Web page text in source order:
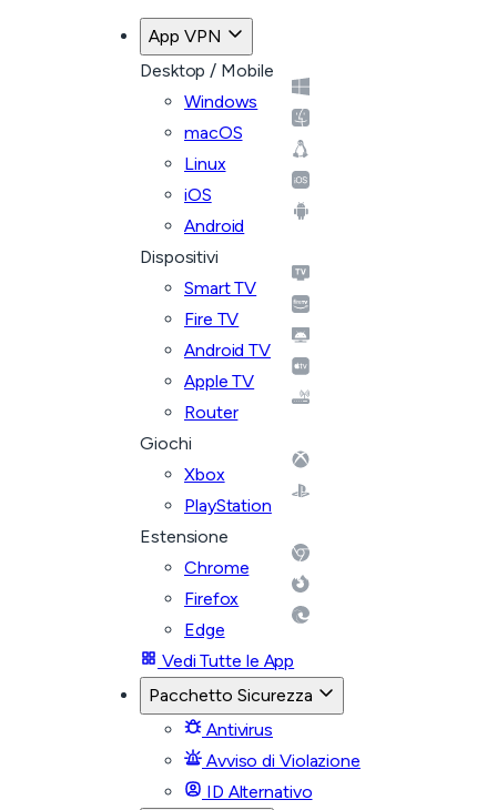
App VPN
Desktop / Mobile
Windows
macOS
Linux
iOS
Android
Dispositivi
Smart TV
Fire TV
Android TV
Apple TV
Router
Giochi
Xbox
PlayStation
Estensione
Chrome
Firefox
Edge
Vedi Tutte le App
Pacchetto Sicurezza
Antivirus
Avviso di Violazione
ID Alternativo